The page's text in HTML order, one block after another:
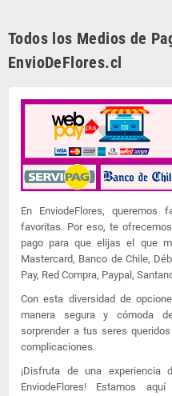
Todos los Medios de
EnvioDeFlores.cl
En EnviodeFlores,
favoritas. Por eso, te
pago para que elijas el que
Mastercard, Banco de Chile,
Pay, Red Compra, Paypal,
Con esta diversidad de
manera segura y cómoda
sorprender a tus seres
complicaciones.
¡Disfruta de una experiencia
EnviodeFlores! Estamos